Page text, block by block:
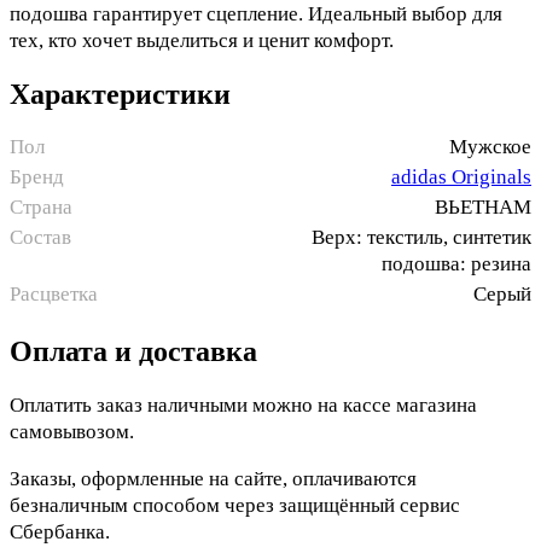
подошва гарантирует сцепление. Идеальный выбор для
тех, кто хочет выделиться и ценит комфорт.
Характеристики
Пол
Мужское
Бренд
adidas Originals
Страна
ВЬЕТНАМ
Состав
Верх: текстиль, синтетик
подошва: резина
Расцветка
Серый
Оплата и доставка
Оплатить заказ наличными можно на кассе магазина
самовывозом.
Заказы, оформленные на сайте, оплачиваются
безналичным способом через защищённый сервис
Сбербанка.